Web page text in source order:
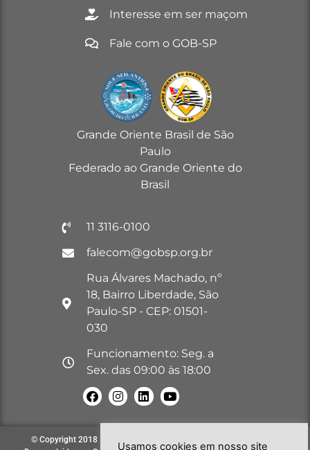
Interesse em ser maçom
Fale com o GOB-SP
Grande Oriente Brasil de São
Paulo
Federado ao Grande Oriente do
Brasil
11 3116-0100
falecom@gobsp.org.br
Rua Álvares Machado, nº
18, Bairro Liberdade, São
Paulo-SP - CEP: 01501-
030
Funcionamento: Seg. a
Sex. das 09:00 às 18:00
© Copyright 2018 – 2026. Todos os direitos reservados à GOB-SP |
Usamos cookies em nosso site